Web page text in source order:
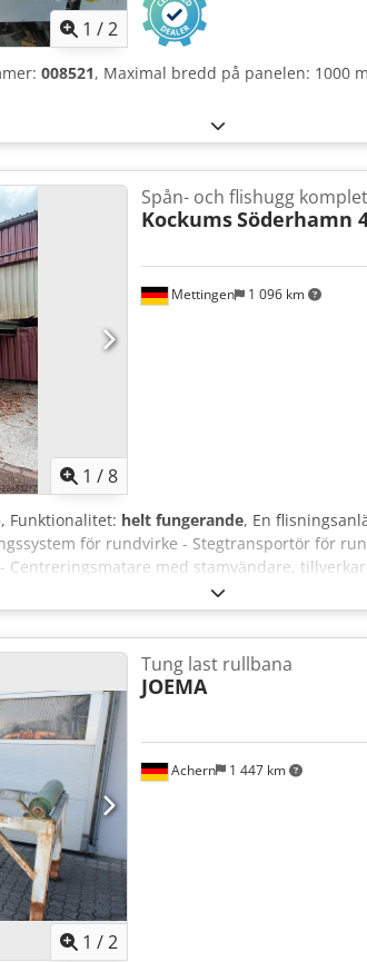
1 /2
008521, Maximal bredd på panelen: 1000
1 /8
Mettingen 1 096 km
Spån- och flishugg
KockumsSöderhamn
, Funktionalitet: helt fungerande, En
för rundvirke - Stegtransportör för
med stamvändare,
tillverkare Kockums, typ 240-12 D -
Simatic Panel) för hela linjen - Max.
för eventuella defekter.
1 /2
Achern 1 447 km
Tung last rullbana
JOEMA